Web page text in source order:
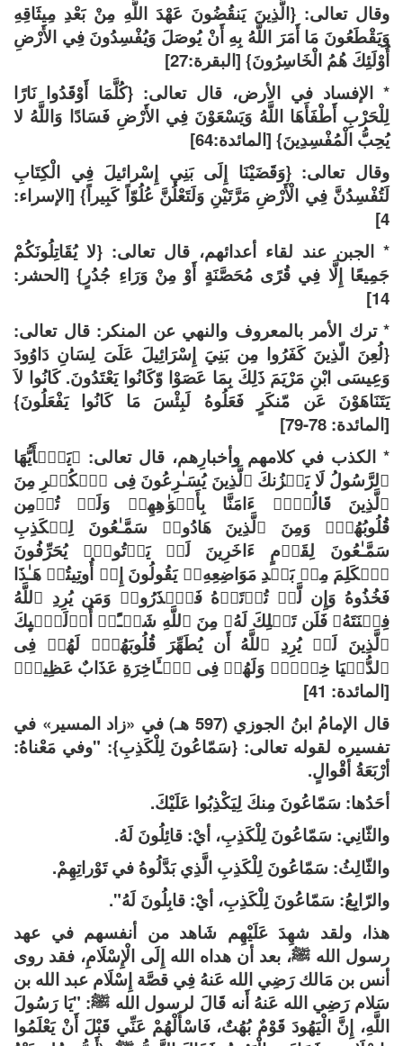
وقال تعالى: {الَّذِينَ يَنقُضُونَ عَهْدَ اللَّهِ مِنْ بَعْدِ مِيثَاقِهِ
وَيَقْطَعُونَ مَا أَمَرَ اللَّهُ بِهِ أَنْ يُوصَلَ وَيُفْسِدُونَ فِي الأَرْضِ
أُوْلَئِكَ هُمُ الْخَاسِرُونَ} [البقرة:27]
* الإفساد في الأرض، قال تعالى: {كُلَّمَا أَوْقَدُوا نَارًا
لِلْحَرْبِ أَطْفَأَهَا اللَّهُ وَيَسْعَوْنَ فِي الأَرْضِ فَسَادًا وَاللَّهُ لا
يُحِبُّ الْمُفْسِدِينَ} [المائدة:64]
وقال تعالى: {وَقَضَيْنَا إِلَى بَنِي إِسْرائيلَ فِي الْكِتَابِ
لَتُفْسِدُنَّ فِي الْأَرْضِ مَرَّتَيْنِ وَلَتَعْلُنَّ عُلُوّاً كَبِيراً} [الإسراء:
4]
* الجبن عند لقاء أعدائهم، قال تعالى: {لا يُقَاتِلُونَكُمْ
جَمِيعًا إِلَّا فِي قُرًى مُحَصَّنَةٍ أَوْ مِنْ وَرَاءِ جُدُرٍ} [الحشر:
14]
* ترك الأمر بالمعروف والنهي عن المنكر: قال تعالى:
{لُعِنَ الّذِينَ كَفَرُوا مِن بَنِيَ إِسْرَائِيلَ عَلَىَ لِسَانِ دَاوُودَ
وَعِيسَى ابْنِ مَرْيَمَ ذَلِكَ بِمَا عَصَوْا وّكَانُوا يَعْتَدُونَ. كَانُوا لاَ
يَتَنَاهَوْنَ عَن مّنكَرٍ فَعَلُوهُ لَبِئْسَ مَا كَانُوا يَفْعَلُونَ}
[المائدة: 78-79]
* الكذب في كلامهم وأخبارِهم، قال تعالى: ﴿یَـٰۤأَیُّهَا
ٱلرَّسُولُ لَا یَحۡزُنكَ ٱلَّذِینَ یُسَـٰرِعُونَ فِی ٱلۡكُفۡرِ مِنَ
ٱلَّذِینَ قَالُوۤا۟ ءَامَنَّا بِأَفۡوَ ٰ⁠هِهِمۡ وَلَمۡ تُؤۡمِن
قُلُوبُهُمۡۛ وَمِنَ ٱلَّذِینَ هَادُوا۟ سَمَّـٰعُونَ لِلۡكَذِبِ
سَمَّـٰعُونَ لِقَوۡمٍ ءَاخَرِینَ لَمۡ یَأۡتُوكَۖ یُحَرِّفُونَ
ٱلۡكَلِمَ مِنۢ بَعۡدِ مَوَاضِعِهِۦۖ یَقُولُونَ إِنۡ أُوتِیتُمۡ هَـٰذَا
فَخُذُوهُ وَإِن لَّمۡ تُؤۡتَوۡهُ فَٱحۡذَرُوا۟ وَمَن یُرِدِ ٱللَّهُ
فِتۡنَتَهُۥ فَلَن تَمۡلِكَ لَهُۥ مِنَ ٱللَّهِ شَیۡـًٔاۚ أُو۟لَـٰۤىِٕكَ
ٱلَّذِینَ لَمۡ یُرِدِ ٱللَّهُ أَن یُطَهِّرَ قُلُوبَهُمۡۚ لَهُمۡ فِی
ٱلدُّنۡیَا خِزۡیࣱۖ وَلَهُمۡ فِی ٱلۡـَٔاخِرَةِ عَذَابٌ عَظِیمࣱ﴾
[المائدة: 41]
قال الإمامُ ابنُ الجوزي (597 هـ) في «زاد المسير» في
تفسيره لقوله تعالى: {سَمّاعُونَ لِلْكَذِبِ}: "وفي مَعْناهُ:
أرْبَعَةُ أقْوالٍ.
أحَدُها: سَمّاعُونَ مِنكَ لِيَكْذِبُوا عَلَيْكَ.
والثّانِي: سَمّاعُونَ لِلْكَذِبِ، أيْ: قائِلُونَ لَهُ.
والثّالِثُ: سَمّاعُونَ لِلْكَذِبِ الَّذِي بَدَّلُوهُ في تَوْراتِهِمْ.
والرّابِعُ: سَمّاعُونَ لِلْكَذِبِ، أيْ: قابِلُونَ لَهُ".
هذا، ولقد شهِدَ عَلَيْهِم شَاهد من أنفسهم في عهد
رسول الله ﷺ، بعد أن هداه الله إِلَى الْإِسْلَامِ، فقد روى
أنس بن مَالك رَضِي الله عَنهُ فِي قصَّة إِسْلَام عبد الله بن
سَلام رَضِي الله عَنهُ أَنه قَالَ لرسول الله ﷺ: "يَا رَسُولَ
اللَّهِ، إِنَّ الْيَهُودَ قَوْمٌ بُهُتٌ، فَاسْأَلْهُمْ عَنِّي قَبْلَ أَنْ يَعْلَمُوا